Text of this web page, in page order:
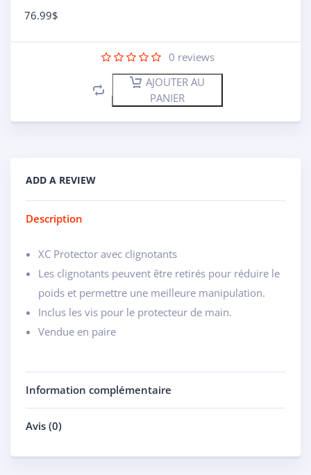
76.99$
0 reviews
AJOUTER AU
PANIER
ADD A REVIEW
Description
XC Protector avec clignotants
Les clignotants peuvent être retirés pour réduire le
poids et permettre une meilleure manipulation.
Inclus les vis pour le protecteur de main.
Vendue en paire
Information complémentaire
Avis (0)